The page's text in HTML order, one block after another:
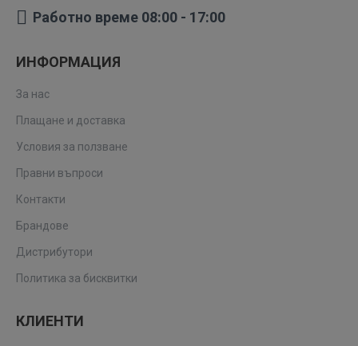
Работно време 08:00 - 17:00
ИНФОРМАЦИЯ
За нас
Плащане и доставка
Условия за ползване
Правни въпроси
Контакти
Брандове
Дистрибутори
Политика за бисквитки
КЛИЕНТИ